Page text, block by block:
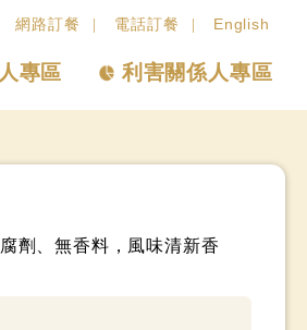
網路訂餐 電話訂餐 English
專區 利害關係人專區
劑、無香料，風味清新香